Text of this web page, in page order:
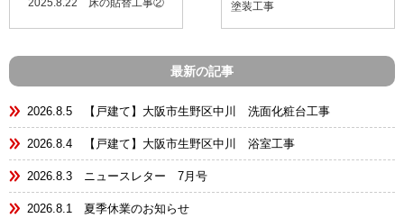
2025.8.22 床の貼替工事② 塗装工事
最新の記事
2026.8.5 【戸建て】大阪市生野区中川 洗面化粧台工事
2026.8.4 【戸建て】大阪市生野区中川 浴室工事
2026.8.3 ニュースレター 7月号
2026.8.1 夏季休業のお知らせ